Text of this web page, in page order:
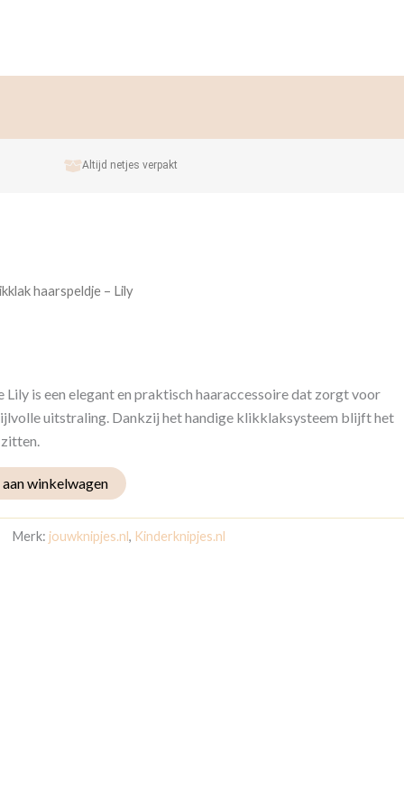
Altijd netjes verpakt
haarspeldje – Lily
is een elegant en praktisch haaraccessoire dat zorgt voor
uitstraling. Dankzij het handige klikklaksysteem blijft het
winkelwagen
Merk: jouwknipjes.nl, Kinderknipjes.nl